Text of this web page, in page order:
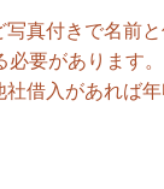
真付きで名前
要があります。
借入があれば